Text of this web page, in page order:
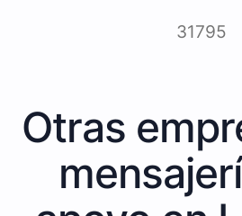
31795
Otras